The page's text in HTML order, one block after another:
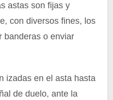
astas son fijas y
con diversos fines, los
banderas o enviar
izadas en el asta hasta
de duelo, ante la